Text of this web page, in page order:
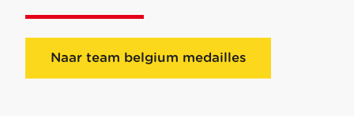
Naar team belgium medailles